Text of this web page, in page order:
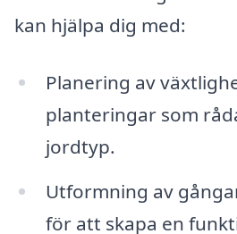
kan hjälpa dig med:
Planering av
planteringar som
jordtyp.
Utformning av
för att skapa en